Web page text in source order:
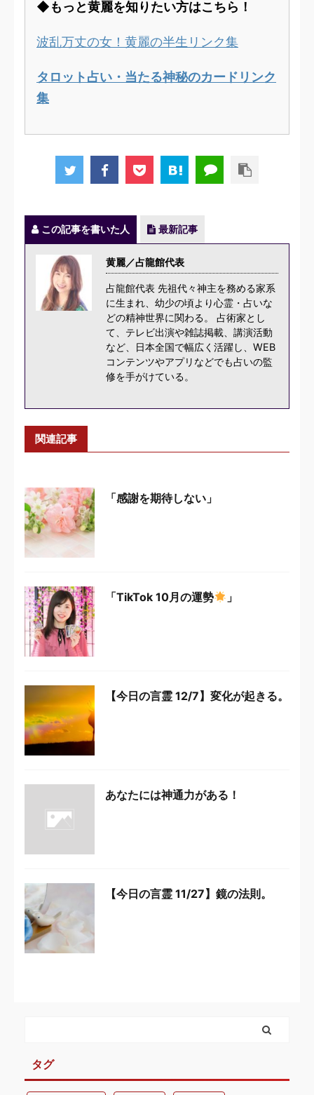
◆もっと黄麗を知りたい方はこちら！
波乱万丈の女！黄麗の半生リンク集
タロット占い・当たる神秘のカードリンク
集
この記事を書いた人 最新記事
黄麗／占龍館代表
占龍館代表 先祖代々神主を務める家系
に生まれ、幼少の頃より心霊・占いな
どの精神世界に関わる。 占術家とし
て、テレビ出演や雑誌掲載、講演活動
など、日本全国で幅広く活躍し、WEB
コンテンツやアプリなどでも占いの監
修を手がけている。
関連記事
「感謝を期待しない」
「TikTok 10月の運勢 」
【今日の言霊 12/7】変化が起きる。
あなたには神通力がある！
【今日の言霊 11/27】鏡の法則。
タグ